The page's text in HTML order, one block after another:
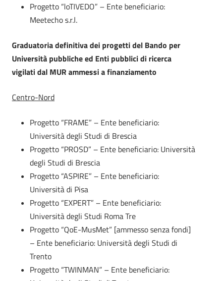
Progetto “loTIVEDO” – Ente beneficiario:
Meetecho s.r.l.
Graduatoria definitiva dei progetti del Bando per
Università pubbliche ed Enti pubblici di ricerca
vigilati dal MUR ammessi a finanziamento
Centro-Nord
Progetto “FRAME” – Ente beneficiario:
Università degli Studi di Brescia
Progetto “PROSD” – Ente beneficiario: Università
degli Studi di Brescia
Progetto “ASPIRE” – Ente beneficiario:
Università di Pisa
Progetto “EXPERT” – Ente beneficiario:
Università degli Studi Roma Tre
Progetto “QoE-MusMet” [ammesso senza fondi]
– Ente beneficiario: Università degli Studi di
Trento
Progetto “TWINMAN” – Ente beneficiario: